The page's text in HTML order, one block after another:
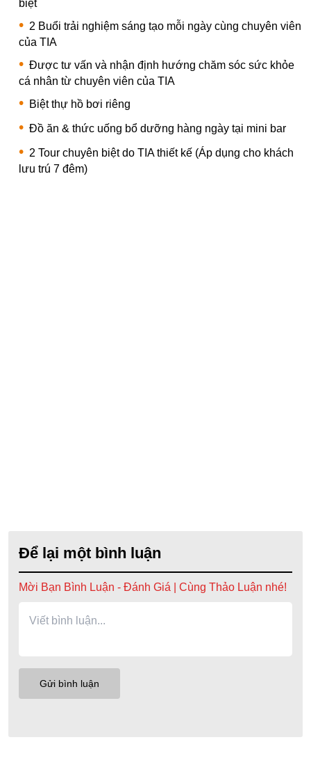
biệt
2 Buổi trải nghiệm sáng tạo mỗi ngày cùng chuyên viên
của TIA
Được tư vấn và nhận định hướng chăm sóc sức khỏe
cá nhân từ chuyên viên của TIA
Biệt thự hồ bơi riêng
Đồ ăn & thức uống bổ dưỡng hàng ngày tại mini bar
2 Tour chuyên biệt do TIA thiết kế (Áp dụng cho khách
lưu trú 7 đêm)
Để lại một bình luận
Mời Bạn Bình Luận - Đánh Giá | Cùng Thảo Luận nhé!